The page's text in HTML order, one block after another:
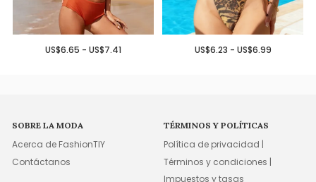
US$6.65 - US$7.41 US$6.23 - US$6.99
SOBRE LA MODA
Acerca de FashionTIY
Contáctanos
TÉRMINOS Y POLÍTICAS
Política de privacidad |
Términos y condiciones |
Impuestos y tasas